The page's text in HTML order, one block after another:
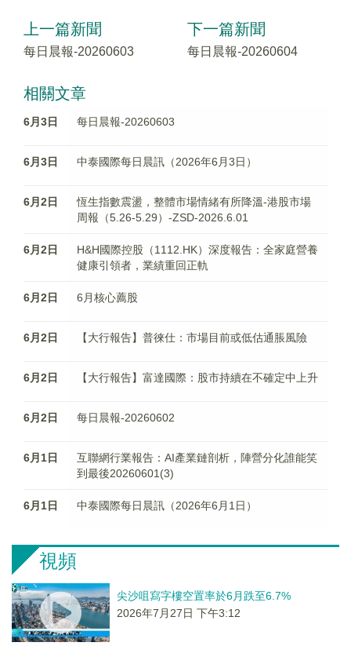
上一篇新聞
每日晨報-20260603
下一篇新聞
每日晨報-20260604
相關文章
6月3日 每日晨報-20260603
6月3日 中泰國際每日晨訊（2026年6月3日）
6月2日
恆生指數震盪，整體市場情緒有所降溫-港股市場
周報（5.26-5.29）-ZSD-2026.6.01
6月2日
H&H國際控股（1112.HK）深度報告：全家庭營養
健康引領者，業績重回正軌
6月2日 6月核心薦股
6月2日 【大行報告】普徠仕：市場目前或低估通脹風險
6月2日 【大行報告】富達國際：股市持續在不確定中上升
6月2日 每日晨報-20260602
6月1日
互聯網行業報告：AI產業鏈剖析，陣營分化誰能笑
到最後20260601(3)
6月1日 中泰國際每日晨訊（2026年6月1日）
視頻
尖沙咀寫字樓空置率於6月跌至6.7%
2026年7月27日 下午3:12